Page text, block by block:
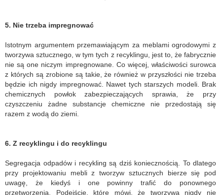
5. Nie trzeba impregnować
Istotnym argumentem przemawiającym za meblami ogrodowymi z
tworzywa sztucznego, w tym tych z recyklingu, jest to, że fabrycznie
nie są one niczym impregnowane. Co więcej, właściwości surowca
z których są zrobione są takie, że również w przyszłości nie trzeba
będzie ich nigdy impregnować. Nawet tych starszych modeli. Brak
chemicznych powłok zabezpieczających sprawia, że przy
czyszczeniu żadne substancje chemiczne nie przedostają się
razem z wodą do ziemi.
6. Z recyklingu i do recyklingu
Segregacja odpadów i recykling są dziś koniecznością. To dlatego
przy projektowaniu mebli z tworzyw sztucznych bierze się pod
uwagę, że kiedyś i one powinny trafić do ponownego
przetworzenia. Podejście, które mówi, że tworzywa nigdy nie